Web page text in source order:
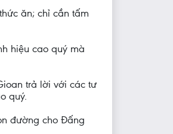
ăn; chỉ cần tấm
hiệu cao quý mà
trả lời với các tư
quý.
đường cho Đấng